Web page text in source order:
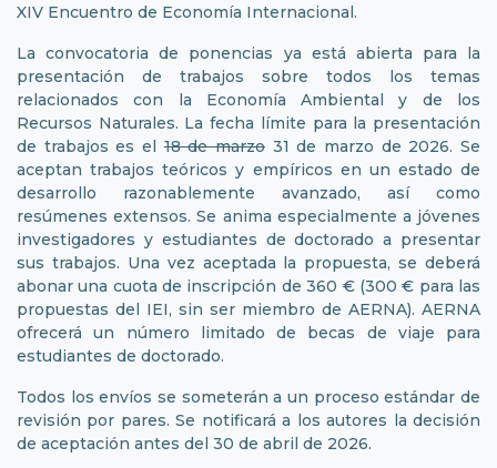
XIV Encuentro de Economía Internacional.
La convocatoria de ponencias ya está abierta para la
presentación de trabajos sobre todos los temas
relacionados con la Economía Ambiental y de los
Recursos Naturales. La fecha límite para la presentación
de trabajos es el18 de marzo 31 de marzo de 2026. Se
aceptan trabajos teóricos y empíricos en un estado de
desarrollo razonablemente avanzado, así como
resúmenes extensos. Se anima especialmente a jóvenes
investigadores y estudiantes de doctorado a presentar
sus trabajos. Una vez aceptada la propuesta, se deberá
abonar una cuota de inscripción de 360 ​​€ (300 € para las
propuestas del IEI, sin ser miembro de AERNA). AERNA
ofrecerá un número limitado de becas de viaje para
estudiantes de doctorado.
Todos los envíos se someterán a un proceso estándar de
revisión por pares. Se notificará a los autores la decisión
de aceptación antes del 30 de abril de 2026.